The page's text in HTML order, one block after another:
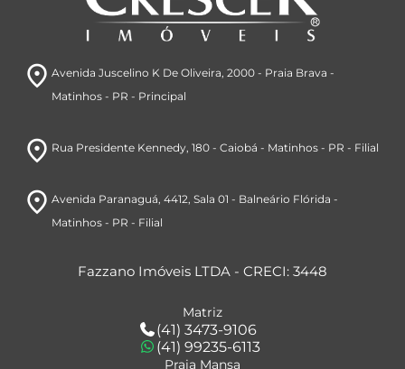
room Avenida Juscelino K De Oliveira, 2000- Praia Brava -
Matinhos- PR - Principal
room Rua Presidente Kennedy, 180- Caiobá - Matinhos- PR - Filial
room Avenida Paranaguá, 4412, Sala 01 - Balneário Flórida -
Matinhos- PR - Filial
Fazzano Imóveis LTDA - CRECI: 3448
Matriz
(41) 3473-9106
(41) 99235-6113
Praia Mansa